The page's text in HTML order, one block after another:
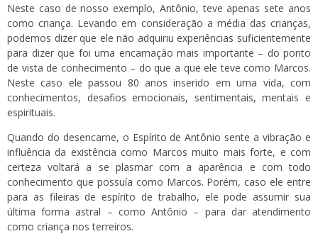
Neste caso de nosso exemplo, Antônio, teve apenas sete anos
como criança. Levando em consideração a média das crianças,
podemos dizer que ele não adquiriu experiências suficientemente
para dizer que foi uma encarnação mais importante – do ponto
de vista de conhecimento – do que a que ele teve como Marcos.
Neste caso ele passou 80 anos inserido em uma vida, com
conhecimentos, desafios emocionais, sentimentais, mentais e
espirituais.
Quando do desencarne, o Espírito de Antônio sente a vibração e
influência da existência como Marcos muito mais forte, e com
certeza voltará a se plasmar com a aparência e com todo
conhecimento que possuía como Marcos. Porém, caso ele entre
para as fileiras de espírito de trabalho, ele pode assumir sua
última forma astral – como Antônio – para dar atendimento
como criança nos terreiros.